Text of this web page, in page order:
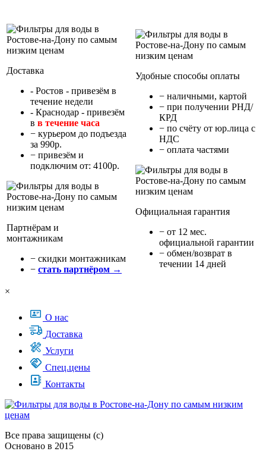
Доставка
- Ростов - привезём в
течение недели
- Краснодар - привезём
в в течение часа
− курьером до подъезда
за 990р.
− привезём и
подключим от: 4100р.
Партнёрам и
монтажникам
− cкидки монтажникам
− стать партнёром →
Удобные способы оплаты
− наличными, картой
− при получении РНД/
КРД
− по счёту от юр.лица с
НДС
− оплата частями
Официальная гарантия
− от 12 мес.
официальной гарантии
− обмен/возврат в
течении 14 дней
×
О нас
Доставка
Услуги
Спец.цены
Контакты
Все права защищены (с)
Основано в 2015